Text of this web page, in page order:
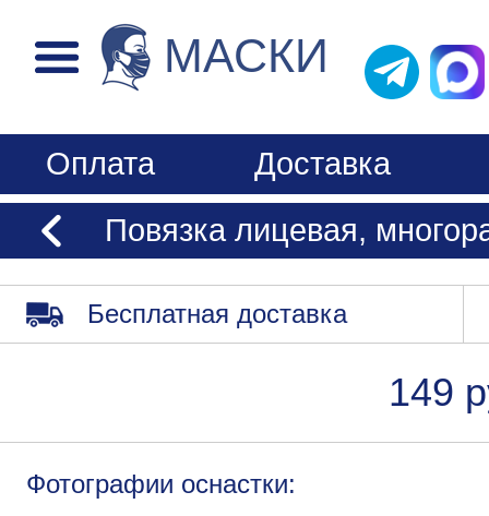
МАСКИ
Оплата
Доставка
Повязка лицевая,
Бесплатная доставка
149
Фотографии оснастки: